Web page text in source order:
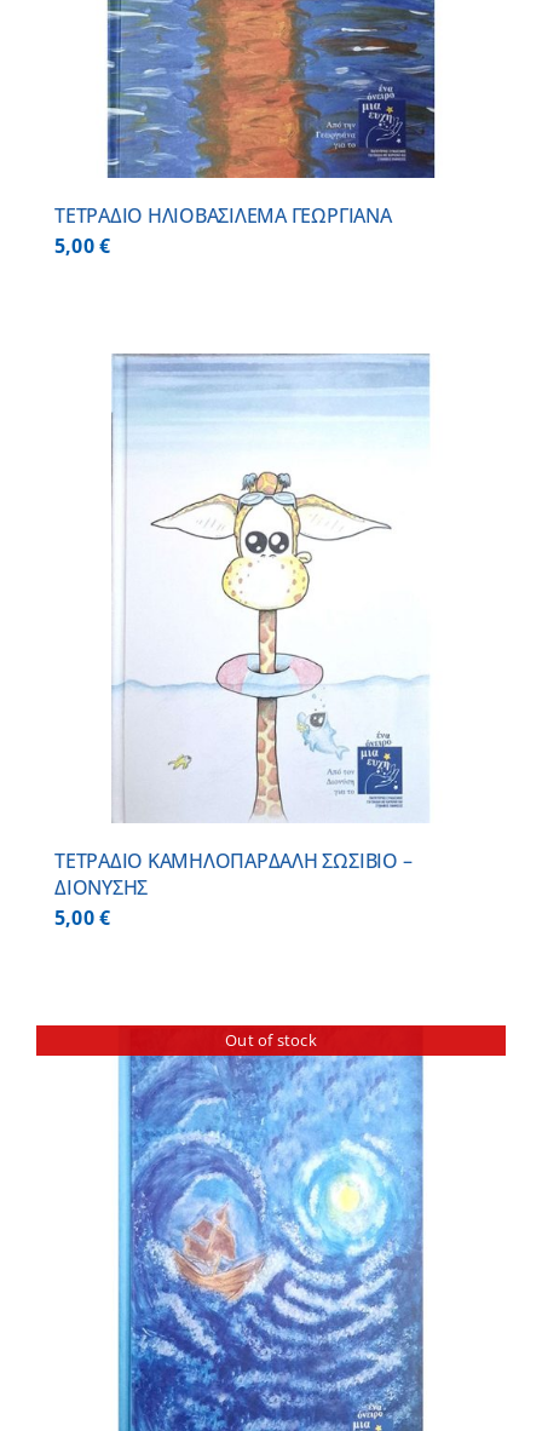
ΤΕΤΡΑΔΙΟ ΗΛΙΟΒΑΣΙΛΕΜΑ ΓΕΩΡΓΙΑΝΑ
5,00€
ΤΕΤΡΑΔΙΟ ΚΑΜΗΛΟΠΑΡΔΑΛΗ ΣΩΣΙΒΙΟ –
ΔΙΟΝΥΣΗΣ
5,00€
Out of stock